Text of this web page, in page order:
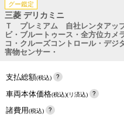
グー鑑定
三菱 デリカミニ
Ｔ プレミアム 自社レンタアッ
ビ・ブルートゥース・全方位カメ
コ・クルーズコントロール・デジ
害物センサー・
支払総額(税込)
車両本体価格(税込)(リ済込)
諸費用(税込)